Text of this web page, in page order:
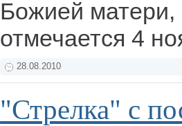
Божией матери,
отмечается 4
28.08.2010
"Стрелка" с